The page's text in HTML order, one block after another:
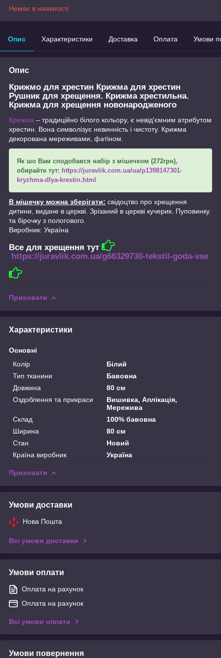
Немає в наявності
Опис Характеристики Доставка Оплата Умови
Опис
Крижмо для хрестин Крижма для хрестин
Рушник для хрещення. Крижма хрестильна.
Крижма для хрещення новонародженого
Крижма – традиційно білого кольору, є невід'ємним атрибутом
хрестин. Вона символізує невинність і чистоту. Крижма
декорована мереживами, фатіном.
Як шо Вам сподобався набір з мішечком (272грн),
обирайте тут: https://juravlik.com.ua/ua/p1398147301-
kryzhma-dlya-krestin.html
В мішечку можна зберігати: свідоцтво про хрещення
дитини, видане в церкві. Зрізаний в церкві кучерик. Пуповинку
та бірочку з пологового.
Виробник: Україна
Все для хрещення тут
https://juravlik.com.ua/g66329730-tekstil-goda-vse
Приховати
Характеристики
Основні
Колір
Білий
Тип тканини
Бавовна
Довжина
80 см
Оздоблення та прикраси
Вишивка, Аплікація,
Мережива
Склад
100% бавовна
Ширина
80 см
Стан
Новий
Країна виробник
Україна
Приховати
Умови доставки
Нова Пошта
Всі умови доставки
Умови оплати
Оплата на рахунок
Оплата на рахунок
Всі умови оплати
Умови повернення